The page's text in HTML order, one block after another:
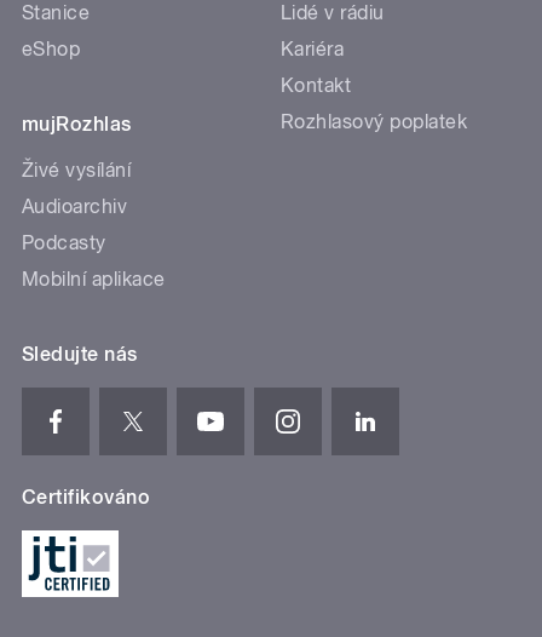
Stanice
eShop
mujRozhlas
Živé vysílání
Audioarchiv
Podcasty
Mobilní aplikace
Lidé v rádiu
Kariéra
Kontakt
Rozhlasový poplatek
Sledujte nás
Certifikováno